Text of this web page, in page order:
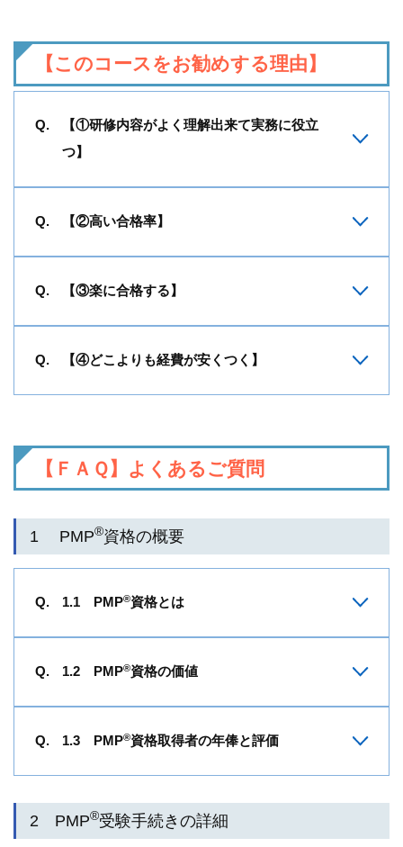
【このコースをお勧めする理由】
【①研修内容がよく理解出来て実務に役立
つ】
【②高い合格率】
【③楽に合格する】
【④どこよりも経費が安くつく】
【ＦＡＱ】よくあるご質問
1 PMP®資格の概要
1.1 PMP®資格とは
1.2 PMP®資格の価値
1.3 PMP®資格取得者の年俸と評価
2 PMP®受験手続きの詳細